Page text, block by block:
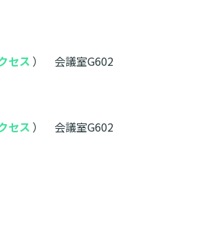
セス ） 会議室G602
セス ） 会議室G602